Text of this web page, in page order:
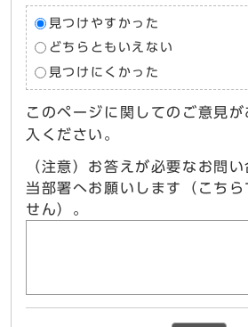
見つけやすかった
どちらともいえない
見つけにくかった
このページに関してのご意見
入ください。
（注意）お答えが必要なお問
当部署へお願いします（こち
せん）。